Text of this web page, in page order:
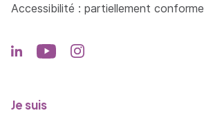
Accessibilité : partiellement conforme
Je suis